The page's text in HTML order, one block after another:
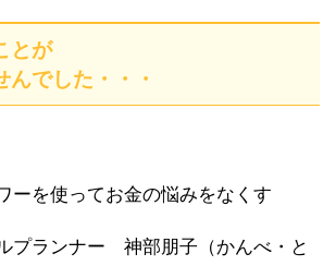
とが
んでした・・・
ーを使ってお金の悩みをなくす
プランナー 神部朋子（かんべ・と